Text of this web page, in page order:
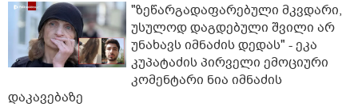
"ზეწარგადაფარებული მკვდარი,
უსულოდ დაგდებული შვილი არ
უნახავს იმნაძის დედას" - ეკა
კუპატაძის პირველი ემოციური
კომენტარი ნია იმნაძის
დაკავებაზე